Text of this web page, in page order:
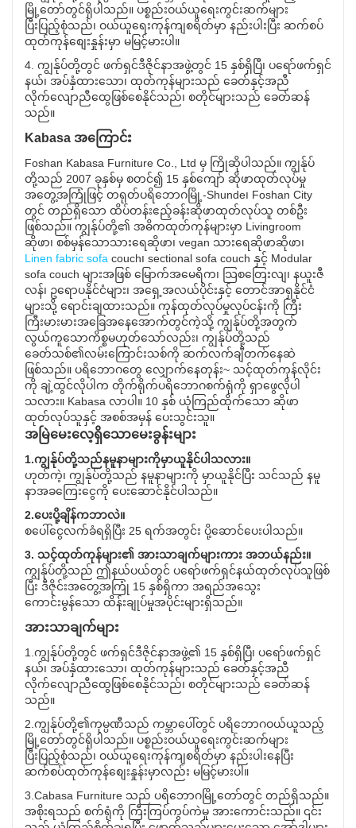
မြို့တော်တွင်ရှိပါသည်။ ပစ္စည်းဝယ်ယူရေးကွင်းဆက်များ
ပြီးပြည့်စုံသည်၊ ဝယ်ယူရေးကုန်ကျစရိတ်မှာ နည်းပါးပြီး ဆက်စပ်
ထုတ်ကုန်စျေးနှုန်းမှာ မမြင့်မားပါ။
4. ကျွန်ုပ်တို့တွင် ဖက်ရှင်ဒီဇိုင်နာအဖွဲ့တွင် 15 နှစ်ရှိပြီ၊ ပရော်ဖက်ရှင်
နယ်၊ အပ်နှံထားသော၊ ထုတ်ကုန်များသည် ခေတ်နှင့်အညီ
လိုက်လျောညီထွေဖြစ်စေနိုင်သည်၊ စတိုင်များသည် ခေတ်ဆန်
သည်။
Kabasa အကြောင်း
Foshan Kabasa Furniture Co., Ltd မှ ကြိုဆိုပါသည်။ ကျွန်ုပ်
တို့သည် 2007 ခုနှစ်မှ စတင်၍ 15 နှစ်ကျော် ဆိုဖာထုတ်လုပ်မှု
အတွေ့အကြုံဖြင့် တရုတ်ပရိဘောဂမြို့-Shunde၊ Foshan City
တွင် တည်ရှိသော ထိပ်တန်းဧည့်ခန်းဆိုဖာထုတ်လုပ်သူ တစ်ဦး
ဖြစ်သည်။ ကျွန်ုပ်တို့၏ အဓိကထုတ်ကုန်များမှာ Livingroom
ဆိုဖာ၊ စစ်မှန်သောသားရေဆိုဖာ၊ vegan သားရေဆိုဖာဆိုဖာ၊
Linen fabric sofa couch၊ sectional sofa couch နှင့် Modular
sofa couch များအဖြစ် မြောက်အမေရိက၊ သြစတြေးလျ၊ နယူးဇီ
လန်၊ ဥရောပနိုင်ငံများ၊ အရှေ့အလယ်ပိုင်းနှင့် တောင်အာရှနိုင်ငံ
များသို့ ရောင်းချထားသည်။ ကုန်ထုတ်လုပ်မှုလုပ်ငန်းကို ကြီး
ကြီးမားမားအခြေအနေအောက်တွင်ကဲ့သို့ ကျွန်ုပ်တို့အတွက်
လွယ်ကူသောကိစ္စမဟုတ်သော်လည်း၊ ကျွန်ုပ်တို့သည်
ခေတ်သစ်၏လမ်းကြောင်းသစ်ကို ဆက်လက်ချီတက်နေဆဲ
ဖြစ်သည်။ ပရိဘောဂတွေ လျှောက်နေတုန်း~ သင့်ထုတ်ကုန်လိုင်း
ကို ချဲ့ထွင်လိုပါက တိုက်ရိုက်ပရိဘောဂစက်ရုံကို ရှာဖွေလိုပါ
သလား။ Kabasa လာပါ။ 10 နှစ် ယုံကြည်ထိုက်သော ဆိုဖာ
ထုတ်လုပ်သူနှင့် အစစ်အမှန် ပေးသွင်းသူ။
အမြဲမေးလေ့ရှိသောမေးခွန်းများ
1.ကျွန်ုပ်တို့သည်နမူနာများကိုမှာယူနိုင်ပါသလား။
ဟုတ်ကဲ့၊ ကျွန်ုပ်တို့သည် နမူနာများကို မှာယူနိုင်ပြီး သင်သည် နမူ
နာအခကြေးငွေကို ပေးဆောင်နိုင်ပါသည်။
2.ပေးပို့ချိန်ကဘာလဲ။
စပေါ်ငွေလက်ခံရရှိပြီး 25 ရက်အတွင်း ပို့ဆောင်ပေးပါသည်။
3. သင့်ထုတ်ကုန်များ၏ အားသာချက်များကား အဘယ်နည်း။
ကျွန်ုပ်တို့သည် ဤနယ်ပယ်တွင် ပရော်ဖက်ရှင်နယ်ထုတ်လုပ်သူဖြစ်
ပြီး ဒီဇိုင်းအတွေ့အကြုံ 15 နှစ်ရှိကာ အရည်အသွေး
ကောင်းမွန်သော ထိန်းချုပ်မှုအပိုင်းများရှိသည်။
အားသာချက်များ
1.ကျွန်ုပ်တို့တွင် ဖက်ရှင်ဒီဇိုင်နာအဖွဲ့၏ 15 နှစ်ရှိပြီ၊ ပရော်ဖက်ရှင်
နယ်၊ အပ်နှံထားသော၊ ထုတ်ကုန်များသည် ခေတ်နှင့်အညီ
လိုက်လျောညီထွေဖြစ်စေနိုင်သည်၊ စတိုင်များသည် ခေတ်ဆန်
သည်။
2.ကျွန်ုပ်တို့၏ကုမ္ပဏီသည် ကမ္ဘာပေါ်တွင် ပရိဘောဂဝယ်ယူသည့်
မြို့တော်တွင်ရှိပါသည်။ ပစ္စည်းဝယ်ယူရေးကွင်းဆက်များ
ပြီးပြည့်စုံသည်၊ ဝယ်ယူရေးကုန်ကျစရိတ်မှာ နည်းပါးနေပြီး
ဆက်စပ်ထုတ်ကုန်စျေးနှုန်းမှာလည်း မမြင့်မားပါ။
3.Cabasa Furniture သည် ပရိဘောဂမြို့တော်တွင် တည်ရှိသည်။
အစိုးရသည် စက်ရုံကို ကြီးကြပ်ကွပ်ကဲမှု အားကောင်းသည်။ ၎င်း